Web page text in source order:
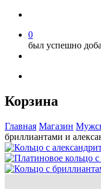
0
был успешно
Корзина
Главная Магазин
бриллиантами и